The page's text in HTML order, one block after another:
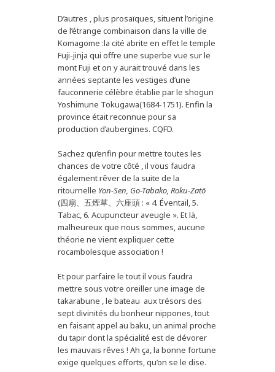
D’autres , plus prosaïques, situent l’origine
de l’étrange combinaison dans la ville de
Komagome :la cité abrite en effet le temple
Fuji-jinja qui offre une superbe vue sur le
mont Fuji et on y aurait trouvé dans les
années septante les vestiges d’une
fauconnerie célèbre établie par le shogun
Yoshimune Tokugawa(1684-1751). Enfin la
province était reconnue pour sa
production d’aubergines. CQFD.
Sachez qu’enfin pour mettre toutes les
chances de votre côté , il vous faudra
également rêver de la suite de la
ritournelle Yon-Sen, Go-Tabako, Roku-Zatō
(四扇、五煙草、六座頭 : « 4. Éventail, 5.
Tabac, 6. Acupuncteur aveugle ». Et là,
malheureux que nous sommes, aucune
théorie ne vient expliquer cette
rocambolesque association !
Et pour parfaire le tout il vous faudra
mettre sous votre oreiller une image de
takarabune , le bateau aux trésors des
sept divinités du bonheur nippones, tout
en faisant appel au baku, un animal proche
du tapir dont la spécialité est de dévorer
les mauvais rêves ! Ah ça, la bonne fortune
exige quelques efforts, qu’on se le dise.